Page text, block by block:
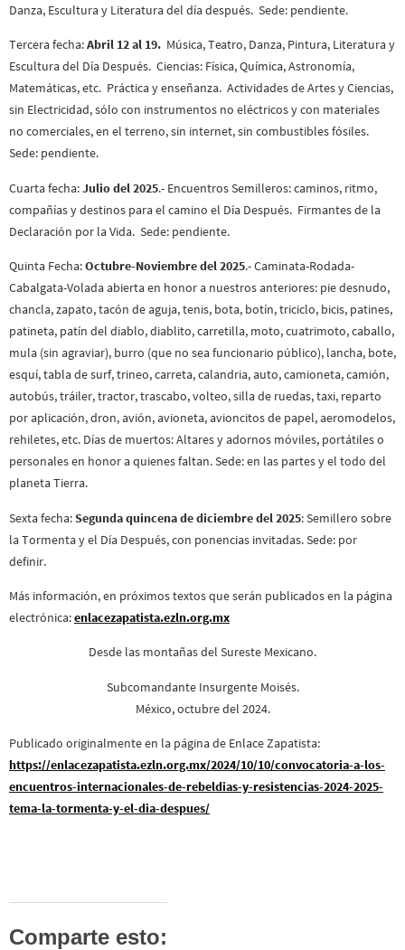
Danza, Escultura y Literatura del día después. Sede: pendiente.
Tercera fecha:Abril 12 al 19. Música, Teatro, Danza, Pintura, Literatura y
Escultura del Día Después. Ciencias: Física, Química, Astronomía,
Matemáticas, etc. Práctica y enseñanza. Actividades de Artes y Ciencias,
sin Electricidad, sólo con instrumentos no eléctricos y con materiales
no comerciales, en el terreno, sin internet, sin combustibles fósiles.
Sede: pendiente.
Cuarta fecha:Julio del 2025.- Encuentros Semilleros: caminos, ritmo,
compañías y destinos para el camino el Día Después. Firmantes de la
Declaración por la Vida. Sede: pendiente.
Quinta Fecha:Octubre-Noviembre del 2025.- Caminata-Rodada-
Cabalgata-Volada abierta en honor a nuestros anteriores: pie desnudo,
chancla, zapato, tacón de aguja, tenis, bota, botín, triciclo, bicis, patines,
patineta, patín del diablo, diablito, carretilla, moto, cuatrimoto, caballo,
mula (sin agraviar), burro (que no sea funcionario público), lancha, bote,
esquí, tabla de surf, trineo, carreta, calandria, auto, camioneta, camión,
autobús, tráiler, tractor, trascabo, volteo, silla de ruedas, taxi, reparto
por aplicación, dron, avión, avioneta, avioncitos de papel, aeromodelos,
rehiletes, etc. Días de muertos: Altares y adornos móviles, portátiles o
personales en honor a quienes faltan. Sede: en las partes y el todo del
planeta Tierra.
Sexta fecha: Segunda quincena de diciembre del 2025: Semillero sobre
la Tormenta y el Día Después, con ponencias invitadas. Sede: por
definir.
Más información, en próximos textos que serán publicados en la página
electrónica:enlacezapatista.ezln.org.mx
Desde las montañas del Sureste Mexicano.
Subcomandante Insurgente Moisés.
México, octubre del 2024.
Publicado originalmente en la página de Enlace Zapatista:
https://enlacezapatista.ezln.org.mx/2024/10/10/convocatoria-a-los-
encuentros-internacionales-de-rebeldias-y-resistencias-2024-2025-
tema-la-tormenta-y-el-dia-despues/
Comparte esto: